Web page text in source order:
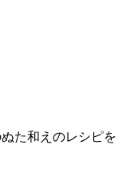
た和えのレシピを